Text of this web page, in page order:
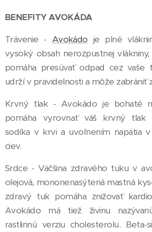
BENEFITY AVOKÁDA
Trávenie - Avokádo je plné
vysoký obsah nerozpustnej
pomáha presúvať odpad cez vaše
udrží v pravidelnosti a môže zabrániť
Krvný tlak - Avokádo je bohaté
pomáha vyrovnať váš krvný tlak
sodíka v krvi a uvoľnením napätia
ciev.
Srdce - Väčšina zdravého tuku v
olejová, mononenasýtená mastná
zdravý tuk pomáha znižovať
Avokádo má tiež živinu
rastlinnú verziu cholesterolu. Beta-